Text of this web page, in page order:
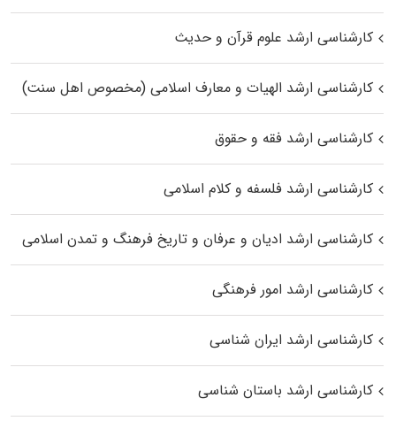
کارشناسی ارشد علوم قرآن و حدیث
کارشناسی ارشد الهیات و معارف اسلامی (مخصوص اهل سنت)
کارشناسی ارشد فقه و حقوق
کارشناسی ارشد فلسفه و کلام اسلامی
کارشناسی ارشد ادیان و عرفان و تاریخ فرهنگ و تمدن اسلامی
کارشناسی ارشد امور فرهنگی
کارشناسی ارشد ایران شناسی
کارشناسی ارشد باستان شناسی